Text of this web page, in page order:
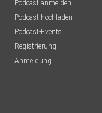
Podcast anmelden
Podcast hochladen
Podcast-Events
Registrierung
Anmeldung